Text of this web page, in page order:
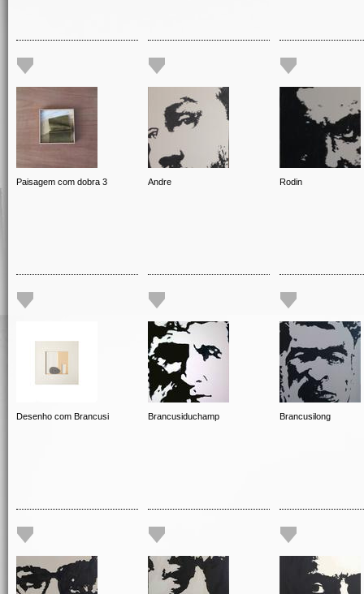
Paisagem com dobra 3 Andre Rodin
Desenho com Brancusi Brancusiduchamp Brancusilong